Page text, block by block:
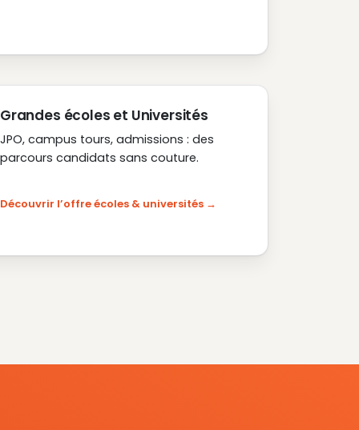
Grandes écoles et Universités
JPO, campus tours, admissions : des
parcours candidats sans couture.
Découvrir l’offre écoles & universités